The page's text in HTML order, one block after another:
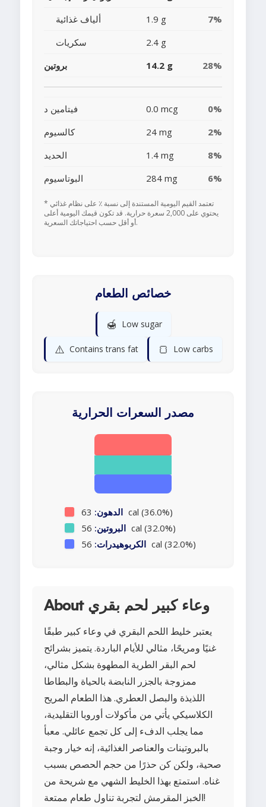
ألياف غذائية
1.9 g
7%
سكريات
2.4 g
بروتين
14.2 g 28%
فيتامين د 0.0 mcg
0%
كالسيوم
24 mg
2%
الحديد
1.4 mg
8%
البوتاسيوم
284 mg 6%
* تعتمد القيم اليومية المستندة إلى نسبة ٪ على نظام غذائي
يحتوي على 2,000 سعرة حرارية. قد تكون قيمك اليومية أعلى
أو أقل حسب احتياجاتك السعرية.
خصائص الطعام
🍯 Low sugar
⚠️ Contains trans fat 🍞 Low carbs
مصدر السعرات الحرارية
الدهون: 63 cal (36.0%)
البروتين: 56 cal (32.0%)
الكربوهيدرات: 56 cal (32.0%)
About وعاء كبير لحم بقري
يعتبر خليط اللحم البقري في وعاء كبير طبقًا
غنيًا ومريحًا، مثالي للأيام الباردة. يتميز بشرائح
لحم البقر الطرية المطهوة بشكل مثالي،
ممزوجة بالجزر النابضة بالحياة والبطاطا
اللذيذة والبصل العطري. هذا الطعام المريح
الكلاسيكي يأتي من مأكولات أوروبا التقليدية،
مما يجلب الدفء إلى كل تجمع عائلي. معبأ
بالبروتينات والعناصر الغذائية، إنه خيار وجبة
صحية، ولكن كن حذرًا من حجم الحصص بسبب
غناه. استمتع بهذا الخليط الشهي مع شريحة من
الخبز المقرمش لتجربة تناول طعام ممتعة!